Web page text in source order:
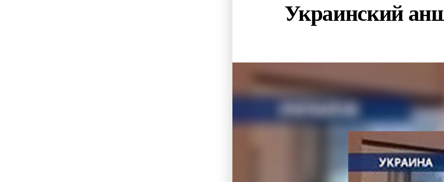
Украинский